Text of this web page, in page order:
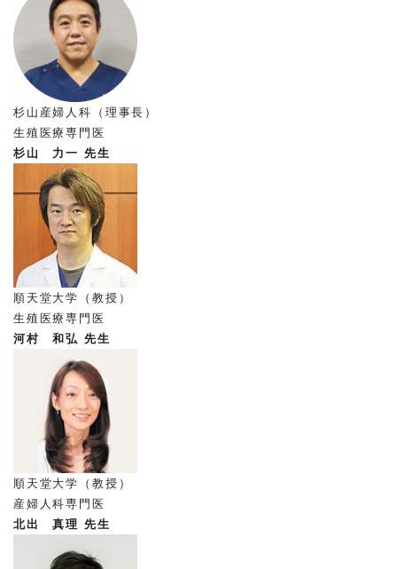
杉山産婦人科（理事長）
生殖医療専門医
杉山 力一 先生
順天堂大学（教授）
生殖医療専門医
河村 和弘 先生
順天堂大学（教授）
産婦人科専門医
北出 真理 先生